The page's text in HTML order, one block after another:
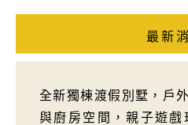
最新
全新獨棟渡假別墅，戶
與廚房空間，親子遊